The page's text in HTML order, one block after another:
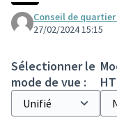
Conseil de
27/02/2024 15:15
Sélectionner le
mode de vue :